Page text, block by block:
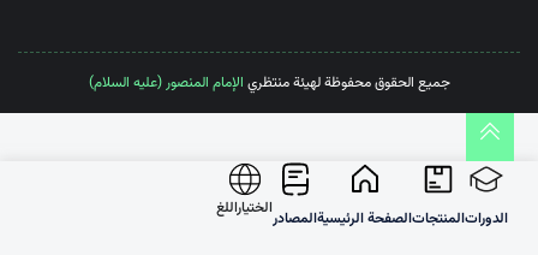
جميع الحقوق محفوظة لهيئة منتظري الإمام المنصور (عليه السلام)
الدوراتالمنتجاتالصفحة الرئيسيةالمصادرالختیاراللغ